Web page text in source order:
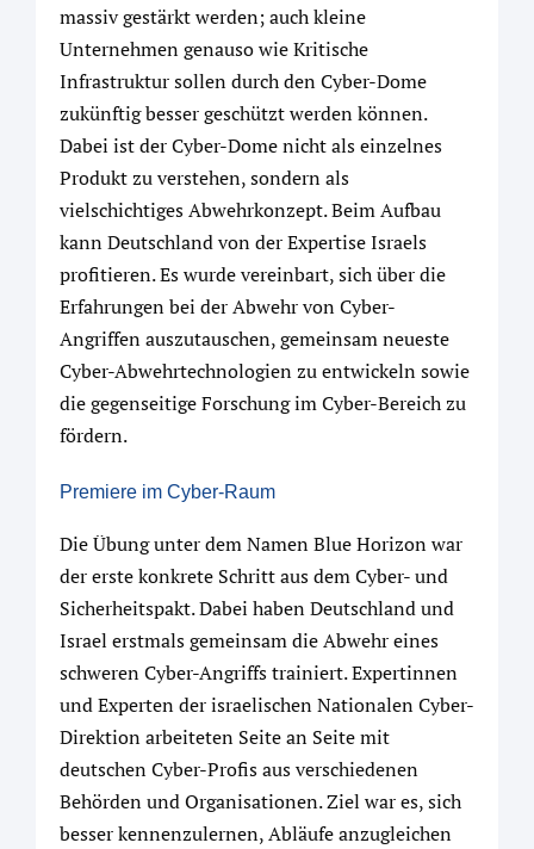
massiv gestärkt werden; auch kleine
Unternehmen genauso wie Kritische
Infrastruktur sollen durch den Cyber-Dome
zukünftig besser geschützt werden können.
Dabei ist der Cyber-Dome nicht als einzelnes
Produkt zu verstehen, sondern als
vielschichtiges Abwehrkonzept. Beim Aufbau
kann Deutschland von der Expertise Israels
profitieren. Es wurde vereinbart, sich über die
Erfahrungen bei der Abwehr von Cyber-
Angriffen auszutauschen, gemeinsam neueste
Cyber-Abwehrtechnologien zu entwickeln sowie
die gegenseitige Forschung im Cyber-Bereich zu
fördern.
Premiere im Cyber-Raum
Die Übung unter dem Namen Blue Horizon war
der erste konkrete Schritt aus dem Cyber- und
Sicherheitspakt. Dabei haben Deutschland und
Israel erstmals gemeinsam die Abwehr eines
schweren Cyber-Angriffs trainiert. Expertinnen
und Experten der israelischen Nationalen Cyber-
Direktion arbeiteten Seite an Seite mit
deutschen Cyber-Profis aus verschiedenen
Behörden und Organisationen. Ziel war es, sich
besser kennenzulernen, Abläufe anzugleichen